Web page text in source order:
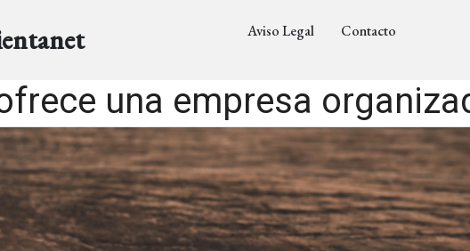
Aviso Legal Contacto
una empresa